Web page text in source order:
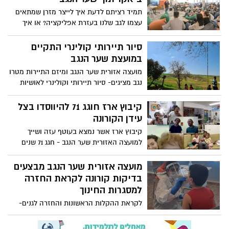
תמיד רציתם לדעת איך לייצר מזרן שמתאים
עצמו לגב שלנו בעזרת אפליקציה? או איך
לצנן שרתי מחשב חמים ולייצר חשמל נקי?
ה"אקו-תון" של הנגב התקיים בשבוע שעבר
וממנו יצאו שלל פתרונות טכנולוגיים חדשים
סיור תיירותי קולינרי התקיים
במועצת שער הנגב
מועצה אזורית שער הנגב ומיזם התיירות מטרו
נגב מציגים- סיור תיירותי וקולינרי לאושיות
רשת. הסיור שהתקיים ביום שישי האחרון
(19.3) כלל ביקור בעסקים קטנים הפועלים
בישובי שער הנגב ופגישה עם ראש המועצה
אופיר ליבשטיין
קיבוץ ארז חוגג 71 להיווסדו בצל
עידן הקורונה
קיבוץ ארז אשר נמצא בעוטף עזה ושייך
למועצה האזורית שער הנגב - חגג 71 שנים
להיווסדו, ולמרות המצב והתקופה, אנשי
הקהילה התגייסו, לא ויתרו ויצרו סרטון מרגש
ומדליק, המראה את יופייה וחוזקה של
הקהילה צפו :
מועצה אזורית שער הנגב מבצעים
בדיקות קורונה לקראת החזרה
למסגרות החינוך
לקראת ההקלות הראשונות והחזרה לגנים-
שער הנגב במבצע בדיקות לכל תושבי
המועצה לאחר החלת השלב הראשון במתווה